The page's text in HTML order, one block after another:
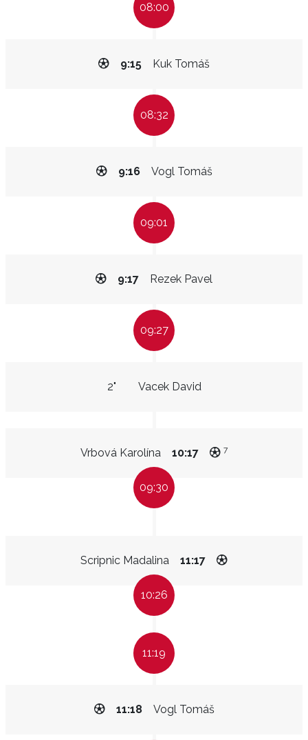
08:00
Kuk Tomáš
9:15
08:32
Vogl Tomáš
9:16
09:01
Rezek Pavel
9:17
09:27
Vacek David
2"
Vrbová Karolína 10:17 7
09:30
Scripnic Madalina 11:17
10:26
11:19
Vogl Tomáš
11:18